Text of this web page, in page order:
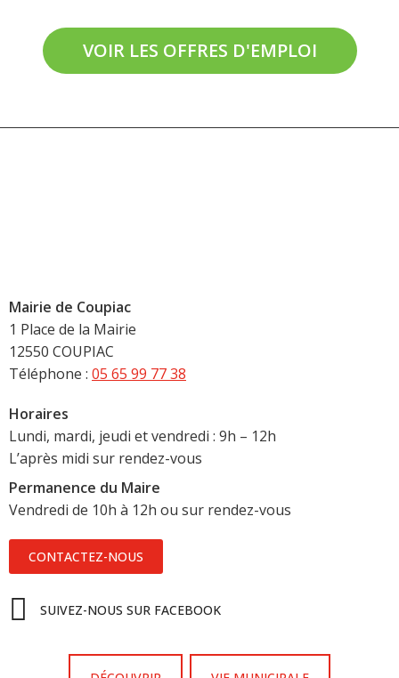
VOIR LES OFFRES D'EMPLOI
Mairie de Coupiac
1 Place de la Mairie
12550 COUPIAC
Téléphone : 05 65 99 77 38
Horaires
Lundi, mardi, jeudi et vendredi : 9h – 12h
L’après midi sur rendez-vous
Permanence du Maire
Vendredi de 10h à 12h ou sur rendez-vous
CONTACTEZ-NOUS
SUIVEZ-NOUS SUR FACEBOOK